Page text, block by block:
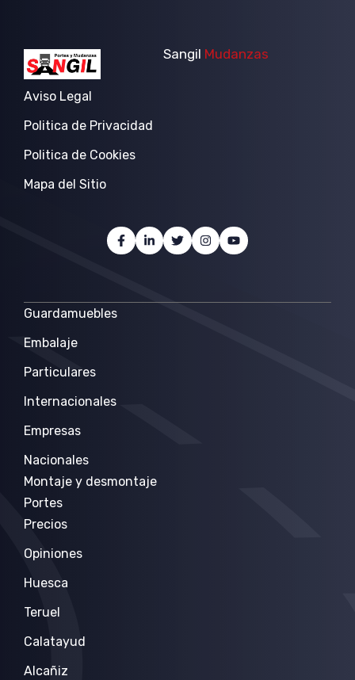
Sangil Mudanzas
Aviso Legal
Politica de Privacidad
Politica de Cookies
Mapa del Sitio
Guardamuebles
Embalaje
Particulares
Internacionales
Empresas
Nacionales
Montaje y desmontaje
Portes
Precios
Opiniones
Huesca
Teruel
Calatayud
Alcañiz